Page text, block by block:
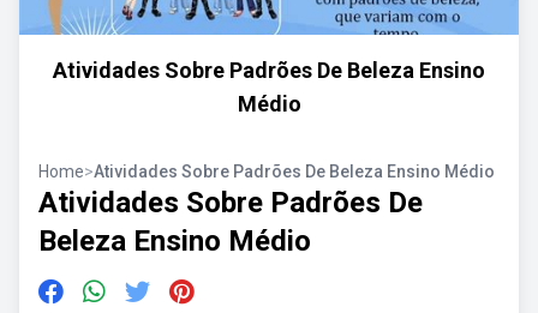
Atividades Sobre Padrões De Beleza Ensino
Médio
Home>Atividades Sobre Padrões De Beleza Ensino Médio
Atividades Sobre Padrões De
Beleza Ensino Médio